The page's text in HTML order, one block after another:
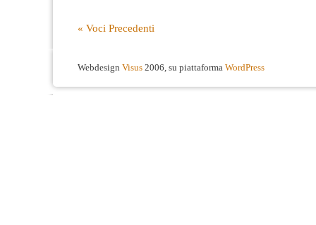
« Voci Precedenti
Webdesign Visus 2006, su piattaforma WordPress